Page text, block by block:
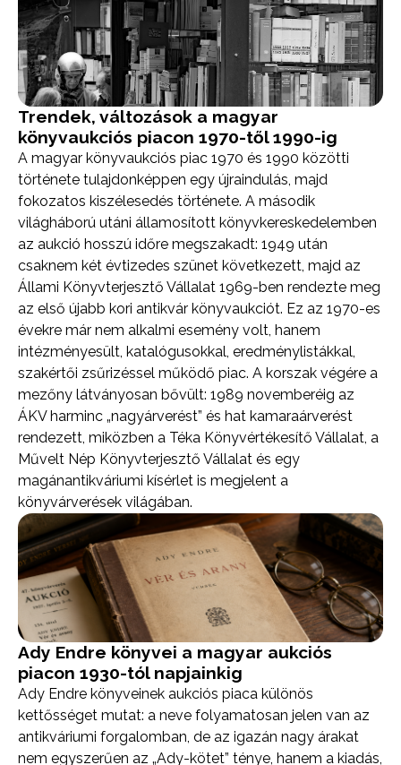
Trendek, változások a magyar
könyvaukciós piacon 1970-től 1990-ig
A magyar könyvaukciós piac 1970 és 1990 közötti
története tulajdonképpen egy újraindulás, majd
fokozatos kiszélesedés története. A második
világháború utáni államosított könyvkereskedelemben
az aukció hosszú időre megszakadt: 1949 után
csaknem két évtizedes szünet következett, majd az
Állami Könyvterjesztő Vállalat 1969-ben rendezte meg
az első újabb kori antikvár könyvaukciót. Ez az 1970-es
évekre már nem alkalmi esemény volt, hanem
intézményesült, katalógusokkal, eredménylistákkal,
szakértői zsűrizéssel működő piac. A korszak végére a
mezőny látványosan bővült: 1989 novemberéig az
ÁKV harminc „nagyárverést” és hat kamaraárverést
rendezett, miközben a Téka Könyvértékesítő Vállalat, a
Művelt Nép Könyvterjesztő Vállalat és egy
magánantikváriumi kísérlet is megjelent a
könyvárverések világában.
Ady Endre könyvei a magyar aukciós
piacon 1930-tól napjainkig
Ady Endre könyveinek aukciós piaca különös
kettősséget mutat: a neve folyamatosan jelen van az
antikváriumi forgalomban, de az igazán nagy árakat
nem egyszerűen az „Ady-kötet” ténye, hanem a kiadás,